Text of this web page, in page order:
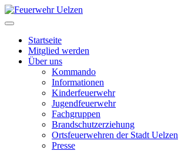
Startseite
Mitglied werden
Über uns
Kommando
Informationen
Kinderfeuerwehr
Jugendfeuerwehr
Fachgruppen
Brandschutzerziehung
Ortsfeuerwehren der Stadt Uelzen
Presse